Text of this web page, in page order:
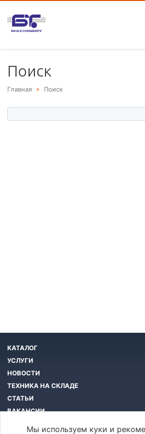
Поиск
Главная Поиск
КАТАЛОГ
УСЛУГИ
НОВОСТИ
ТЕХНИКА НА СКЛАДЕ
СТАТЬИ
ВАКАНСИИ
Мы используем куки и